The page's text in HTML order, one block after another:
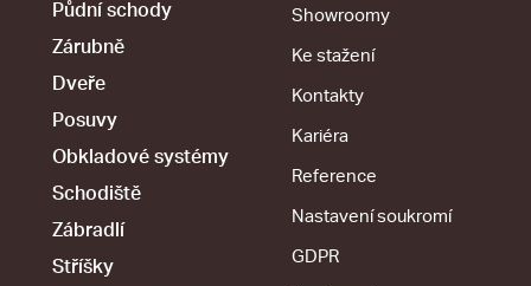
Půdní schody
Zárubně
Dveře
Posuvy
Obkladové systémy
Schodiště
Zábradlí
Stříšky
Showroomy
Ke stažení
Kontakty
Kariéra
Reference
Nastavení soukromí
GDPR